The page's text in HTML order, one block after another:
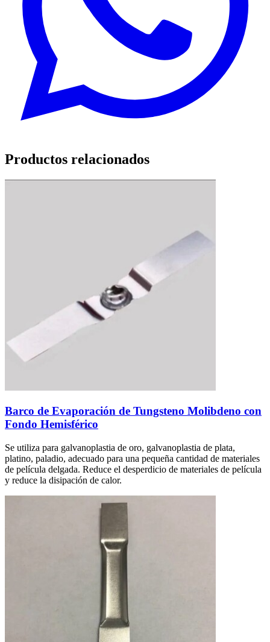
Productos relacionados
Barco de Evaporación de Tungsteno Molibdeno con
Fondo Hemisférico
Se utiliza para galvanoplastia de oro, galvanoplastia de plata,
platino, paladio, adecuado para una pequeña cantidad de materiales
de película delgada. Reduce el desperdicio de materiales de película
y reduce la disipación de calor.